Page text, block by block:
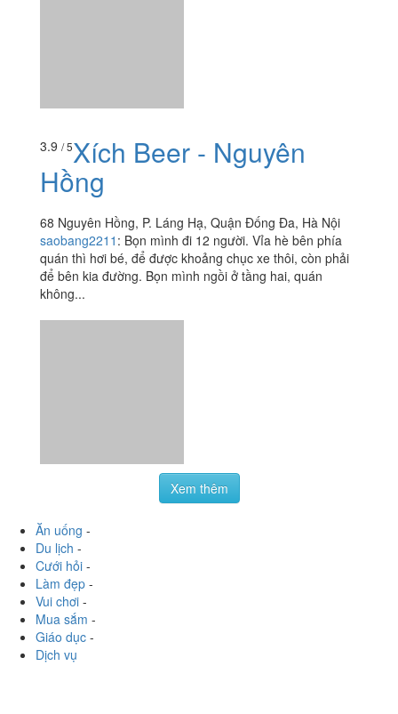
3.9 / 5Xích Beer - Nguyên
Hồng
68 Nguyên Hồng, P. Láng Hạ, Quận Đống Đa, Hà Nội
saobang2211 : Bọn mình đi 12 người. Vỉa hè bên phía
quán thì hơi bé, để được khoảng chục xe thôi, còn phải
để bên kia đường. Bọn mình ngồi ở tầng hai, quán
không...
Xem thêm
Ăn uống -
Du lịch -
Cưới hỏi -
Làm đẹp -
Vui chơi -
Mua sắm -
Giáo dục -
Dịch vụ